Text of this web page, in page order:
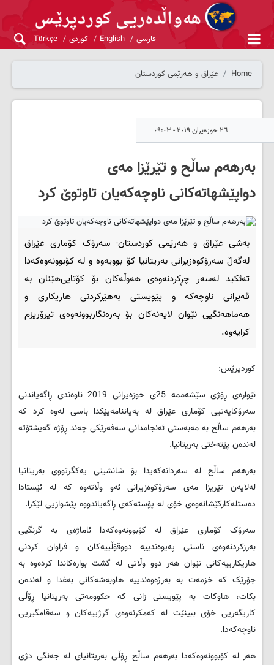
فارسی English کوردی Türkçe
Home عێراق و هەرێمی کوردستان
٢٦ حوزەیران ٢٠١٩ - ٠٩:٠٣
به‌رهه‌م ساڵح و تێرێزا مه‌ی
دواپێشهاته‌کانی ناوچه‌که‌یان تاوتوێ کرد
به‌شی عێراق و هه‌رێمی کوردستان- سه‌رۆک کۆماری عێراق
له‌گه‌ڵ سه‌رۆکوه‌زیرانی به‌ریتانیا کۆ بوویه‌وه‌ و له‌ کۆبوونه‌وه‌که‌دا
ته‌ئکید له‌سه‌ر چڕکردنه‌وه‌ی هه‌وڵه‌کان بۆ کۆتایی‌هێنان به‌
قه‌یرانی ناوچه‌که‌ و پێویستی به‌هێزکردنی هاریکاری و
هه‌ماهه‌نگیی نێوان لایه‌نه‌کان بۆ به‌ره‌نگاربوونه‌وه‌ی تیرۆریزم
کرایه‌وه‌.
کوردپرێس:
ئێواره‌ی ڕۆژی سێشه‌ممه‌ 25ی حوزه‌یرانی 2019 ناوه‌ندی ڕاگه‌یاندنی
سه‌رۆکایه‌تیی کۆماری عێراق له‌ به‌یاننامه‌یێکدا باسی له‌وه‌ کرد که‌
به‌رهه‌م ساڵح به‌ مه‌به‌ستی ئه‌نجامدانی سه‌فه‌رێکی چه‌ند ڕۆژه‌ گه‌یشتۆته‌
له‌نده‌ن پێته‌ختی به‌ریتانیا.
به‌رهه‌م ساڵح له‌ سه‌ردانه‌كه‌یدا بۆ شانشینی یه‌كگرتووی به‌ریتانیا
له‌لایه‌ن تێریزا مه‌ی سه‌رۆكوه‌زیرانی ئه‌و وڵاته‌وه‌ كه‌ له ‌ئێستادا
ده‌ستله‌كاركێشانه‌وه‌ی خۆی له‌ پۆسته‌كه‌ی ڕاگه‌یاندووه‌ پێشوازیی لێكرا.
سه‌رۆک کۆماری عێراق له‌ کۆبوونه‌وه‌که‌دا ئاماژه‌ی به‌ گرنگیی
به‌رزکردنه‌وه‌ی ئاستی په‌یوه‌ندییه‌ دووقۆڵییه‌کان و فراوان کردنی
ھاریکارییه‌کانی نێوان ھه‌ر دوو وڵاتی له‌ گشت بواره‌کاندا کرده‌وه‌ به
‌جۆرێک که‌ خزمه‌ت به‌ به‌رژه‌وه‌ندییه‌ ھاوبه‌شه‌کانی به‌غدا و له‌نده‌ن
بکات، ھاوکات به‌ پێویستی زانی که‌ حکوومه‌تی به‌ریتانیا ڕۆڵی
کاریگه‌ریی خۆی ببینێت له‌ که‌مکرنه‌وه‌ی گرژییه‌کان و سه‌قامگیریی
ناوچه‌که‌دا.
ھه‌ر له‌ کۆبوونه‌وه‌که‌دا به‌رهه‌م ساڵح ڕۆڵی به‌ریتانیای له‌ جه‌نگی دژی